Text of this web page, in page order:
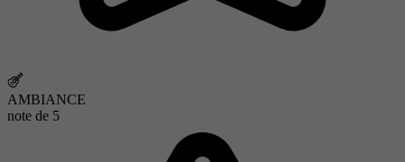
AMBIANCE
note de 5